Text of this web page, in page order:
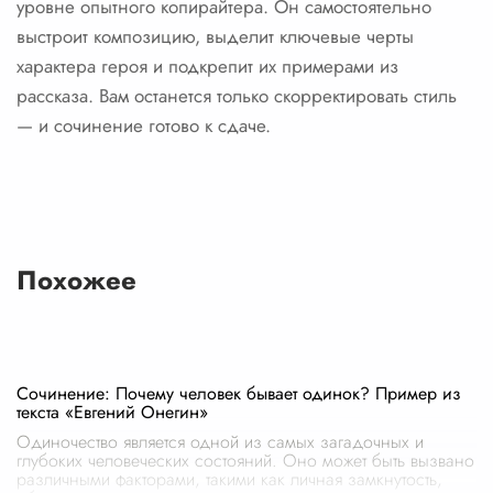
уровне опытного копирайтера. Он самостоятельно
выстроит композицию, выделит ключевые черты
характера героя и подкрепит их примерами из
рассказа. Вам останется только скорректировать стиль
— и сочинение готово к сдаче.
Похожее
Сочинение: Почему человек бывает одинок? Пример из
текста «Евгений Онегин»
Одиночество является одной из самых загадочных и
глубоких человеческих состояний. Оно может быть вызвано
различными факторами, такими как личная замкнутость,